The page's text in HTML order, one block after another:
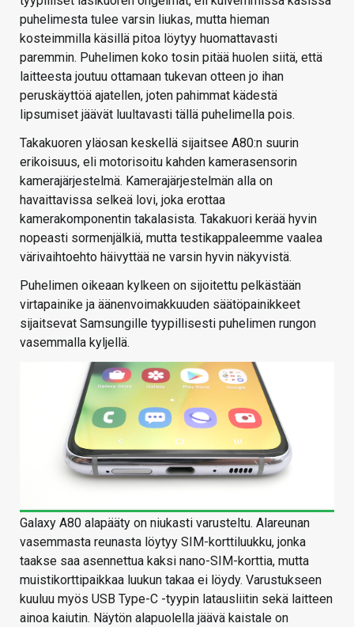
puhelimesta tulee varsin liukas, mutta hieman
kosteimmilla käsillä pitoa löytyy huomattavasti
paremmin. Puhelimen koko tosin pitää huolen siitä, että
laitteesta joutuu ottamaan tukevan otteen jo ihan
peruskäyttöä ajatellen, joten pahimmat kädestä
lipsumiset jäävät luultavasti tällä puhelimella pois.
Takakuoren yläosan keskellä sijaitsee A80:n suurin
erikoisuus, eli motorisoitu kahden kamerasensorin
kamerajärjestelmä. Kamerajärjestelmän alla on
havaittavissa selkeä lovi, joka erottaa
kamerakomponentin takalasista. Takakuori kerää hyvin
nopeasti sormenjälkiä, mutta testikappaleemme vaalea
värivaihtoehto häivyttää ne varsin hyvin näkyvistä.
Puhelimen oikeaan kylkeen on sijoitettu pelkästään
virtapainike ja äänenvoimakkuuden säätöpainikkeet
sijaitsevat Samsungille tyypillisesti puhelimen rungon
vasemmalla kyljellä.
Galaxy A80 alapääty on niukasti varusteltu. Alareunan
vasemmasta reunasta löytyy SIM-korttiluukku, jonka
taakse saa asennettua kaksi nano-SIM-korttia, mutta
muistikorttipaikkaa luukun takaa ei löydy. Varustukseen
kuuluu myös USB Type-C -tyypin latausliitin sekä laitteen
ainoa kaiutin. Näytön alapuolella jäävä kaistale on